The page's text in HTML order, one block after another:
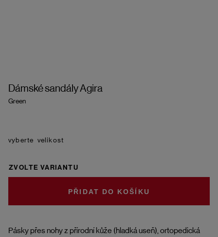
Dámské sandály Agira
Green
Pásky přes nohy z přírodní kůže (hladká useň), ortopedická
velikost
ZVOLTE VARIANTU
DO KOŠÍKU